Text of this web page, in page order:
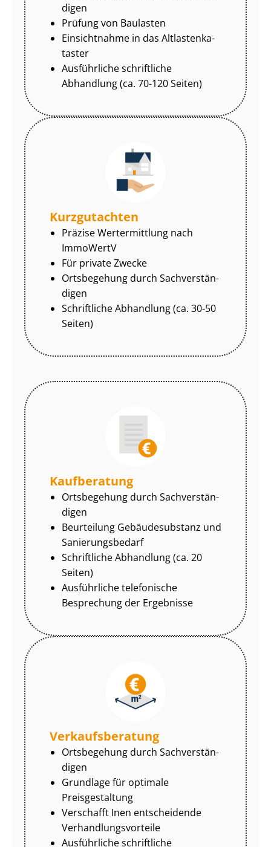
di­gen
Prüfung von Baulasten
Einsichtnahme in das Alt­las­ten­ka­
tas­ter
Ausführliche schriftliche
Abhandlung (ca. 70-120 Seiten)
Kurzgutachten
Präzise Wertermittlung nach
ImmoWertV
Für private Zwecke
Ortsbegehung durch Sach­ver­stän­
di­gen
Schriftliche Abhandlung (ca. 30-50
Seiten)
Kaufberatung
Ortsbegehung durch Sach­ver­stän­
di­gen
Beurteilung Gebäudesubstanz und
Sa­nie­rungs­be­darf
Schriftliche Abhandlung (ca. 20
Seiten)
Ausführliche telefonische
Besprechung der Ergebnisse
Ver­kaufs­be­ra­tung
Ortsbegehung durch Sach­ver­stän­
di­gen
Grundlage für optimale
Preisgestaltung
Verschafft Inen entscheidende
Ver­hand­lungs­vor­tei­le
Ausführliche schriftliche